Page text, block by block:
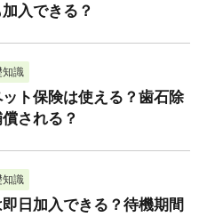
入できる？
知識
ト保険は使える？歯石除
される？
知識
日加入できる？待機期間